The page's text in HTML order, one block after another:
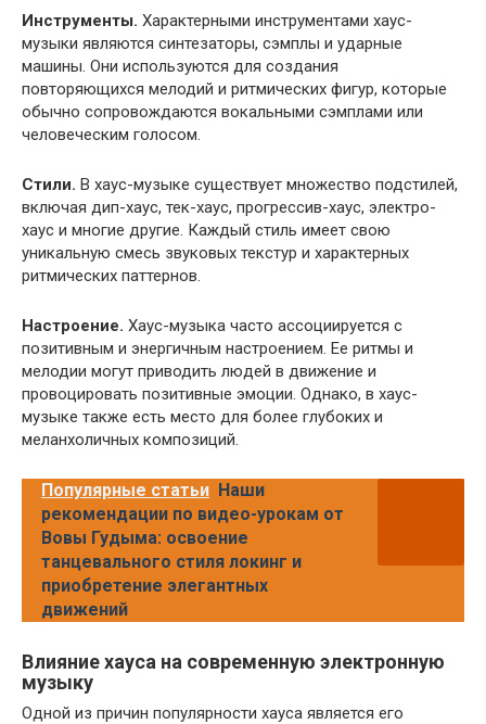
Инструменты. Характерными инструментами хаус-
музыки являются синтезаторы, сэмплы и ударные
машины. Они используются для создания
повторяющихся мелодий и ритмических фигур, которые
обычно сопровождаются вокальными сэмплами или
человеческим голосом.
Стили. В хаус-музыке существует множество подстилей,
включая дип-хаус, тек-хаус, прогрессив-хаус, электро-
хаус и многие другие. Каждый стиль имеет свою
уникальную смесь звуковых текстур и характерных
ритмических паттернов.
Настроение. Хаус-музыка часто ассоциируется с
позитивным и энергичным настроением. Ее ритмы и
мелодии могут приводить людей в движение и
провоцировать позитивные эмоции. Однако, в хаус-
музыке также есть место для более глубоких и
меланхоличных композиций.
Популярные статьи Наши
рекомендации по видео-урокам от
Вовы Гудыма: освоение
танцевального стиля локинг и
приобретение элегантных
движений
Влияние хауса на современную электронную
музыку
Одной из причин популярности хауса является его